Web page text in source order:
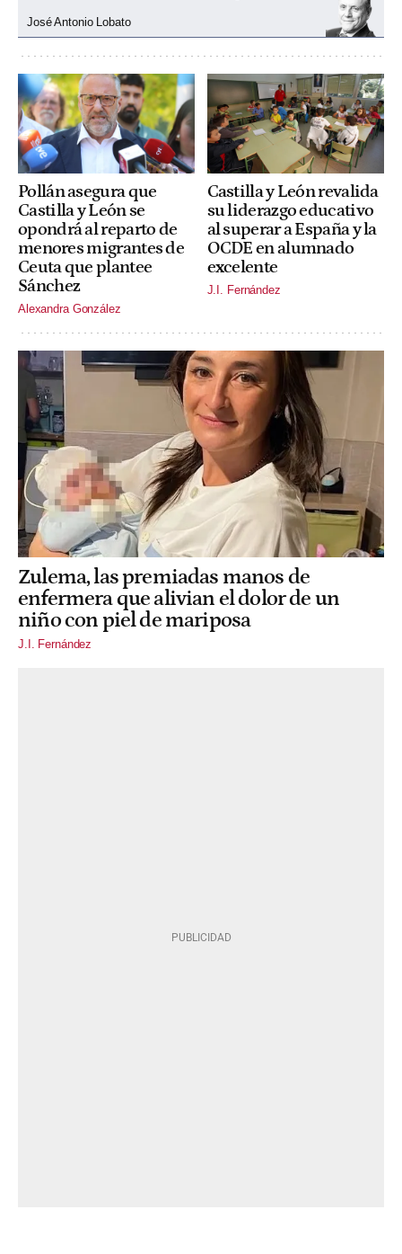
José Antonio Lobato
Pollán asegura que
Castilla y León se
opondrá al reparto de
menores migrantes de
Ceuta que plantee
Sánchez
Alexandra González
Castilla y León revalida
su liderazgo educativo
al superar a España y la
OCDE en alumnado
excelente
J.I. Fernández
Zulema, las premiadas manos de
enfermera que alivian el dolor de un
niño con piel de mariposa
J.I. Fernández